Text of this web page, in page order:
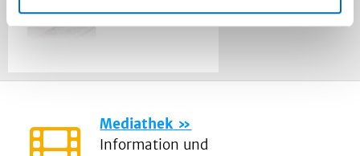
Mediathek
Information und